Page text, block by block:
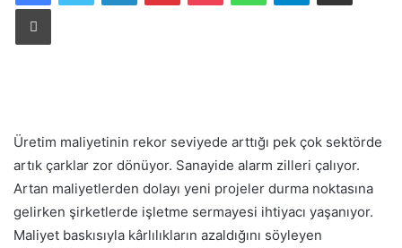
Yazdır
Üretim maliyetinin rekor seviyede arttığı pek çok sektörde
artık çarklar zor dönüyor. Sanayide alarm zilleri çalıyor.
Artan maliyetlerden dolayı yeni projeler durma noktasına
gelirken şirketlerde işletme sermayesi ihtiyacı yaşanıyor.
Maliyet baskısıyla kârlılıkların azaldığını söyleyen